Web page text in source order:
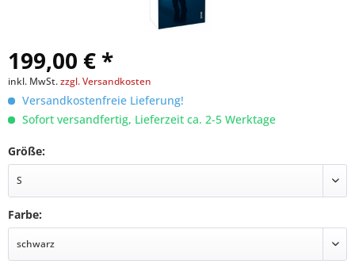
199,00 € *
inkl. MwSt.zzgl. Versandkosten
Versandkostenfreie Lieferung!
Sofort versandfertig, Lieferzeit ca. 2-5 Werktage
Größe:
Farbe: